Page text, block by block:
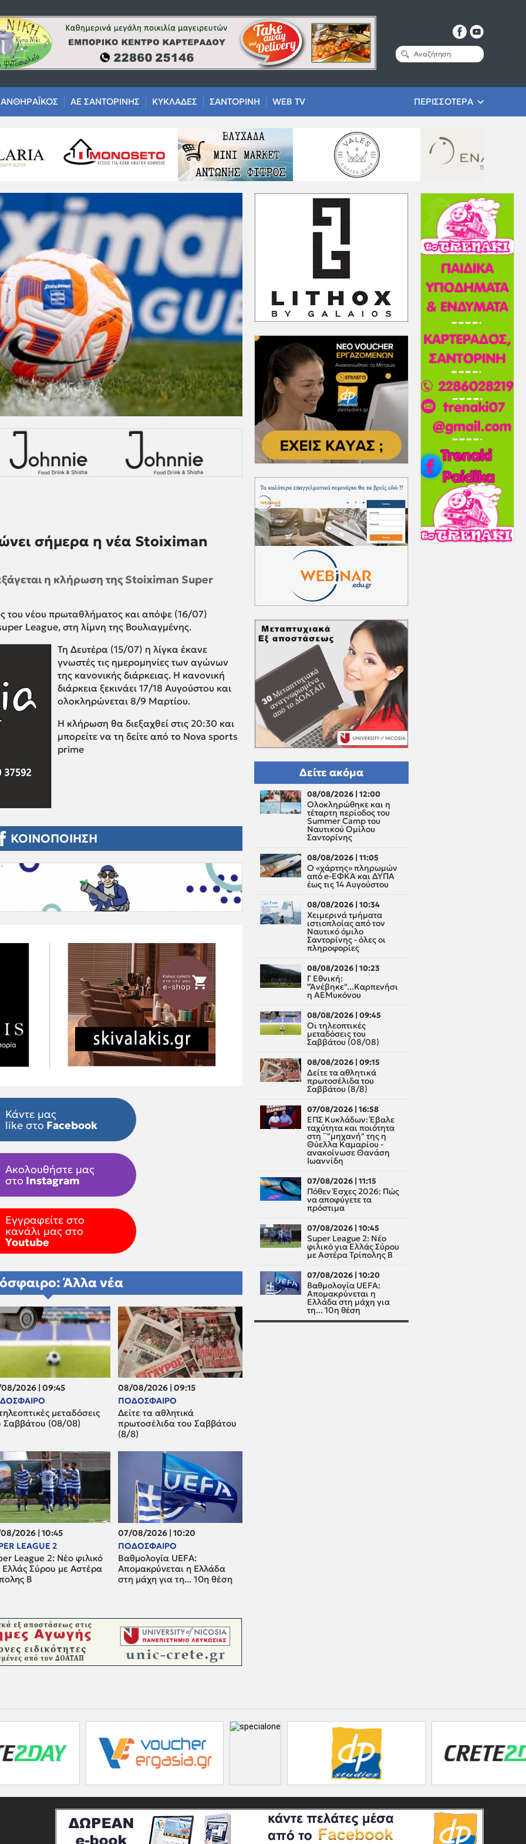
ΑΕ ΣΑΝΤΟΡΙΝΗΣ ΚΥΚΛΑΔΕΣ ΣΑΝΤΟΡΙΝΗ WEB TV ΠΕΡΙΣΣΟΤΕΡΑ
σήμερα η νέα Stoiximan
η κλήρωση της Stoiximan Super
του νέου πρωταθλήματος και απόψε (16/07)
League, στη λίμνη της Βουλιαγμένης.
Τη Δευτέρα (15/07) η λίγκα έκανε
γνωστές τις ημερομηνίες των αγώνων
της κανονικής διάρκειας. Η κανονική
διάρκεια ξεκινάει 17/18 Αυγούστου και
ολοκληρώνεται 8/9 Μαρτίου.
Η κλήρωση θα διεξαχθεί στις 20:30 και
μπορείτε να τη δείτε από το Nova sports
prime
ΚΟΙΝΟΠΟΙΗΣΗ
Κάντε μας
like στο Facebook
Ακολουθήστε μας
στο Instagram
Εγγραφείτε στο
κανάλι μας στο
Youtube
Άλλα νέα
2026 | 09:45
μεταδόσεις
Σαββάτου (08/08)
08/08/2026 | 09:15
ΠΟΔΟΣΦΑΙΡΟ
Δείτε τα αθλητικά
πρωτοσέλιδα του Σαββάτου
(8/8)
2026 | 10:45
LEAGUE 2
League 2: Νέο φιλικό
Ελλάς Σύρου με Αστέρα
Β
07/08/2026 | 10:20
ΠΟΔΟΣΦΑΙΡΟ
Βαθμολογία UEFA:
Απομακρύνεται η Ελλάδα
στη μάχη για τη... 10η θέση
Δείτε ακόμα
08/08/2026 | 12:00
Oλοκληρώθηκε και η
τέταρτη περίοδος του
Summer Camp του
Ναυτικού Ομίλου
Σαντορίνης
08/08/2026 | 11:05
Ο «χάρτης» πληρωμών
από e-ΕΦΚΑ και ΔΥΠΑ
έως τις 14 Αυγούστου
08/08/2026 | 10:34
Χειμερινά τμήματα
ιστιοπλοίας από τον
Ναυτικό όμιλο
Σαντορίνης - όλες οι
πληροφορίες
08/08/2026 | 10:23
Γ Εθνική:
"Άνέβηκε"...Καρπενήσι
η ΑΕΜυκόνου
08/08/2026 | 09:45
Οι τηλεοπτικές
μεταδόσεις του
Σαββάτου (08/08)
08/08/2026 | 09:15
Δείτε τα αθλητικά
πρωτοσέλιδα του
Σαββάτου (8/8)
07/08/2026 | 16:58
ΕΠΣ Κυκλάδων: Έβαλε
ταχύτητα και ποιότητα
στη ¨"μηχανή" της η
Θύελλα Καμαρίου -
ανακοίνωσε Θανάση
Ιωαννίδη
07/08/2026 | 11:15
Πόθεν Έσχες 2026: Πώς
να αποφύγετε τα
πρόστιμα
07/08/2026 | 10:45
Super League 2: Νέο
φιλικό για Ελλάς Σύρου
με Αστέρα Τρίπολης Β
07/08/2026 | 10:20
Βαθμολογία UEFA:
Απομακρύνεται η
Ελλάδα στη μάχη για
τη... 10η θέση